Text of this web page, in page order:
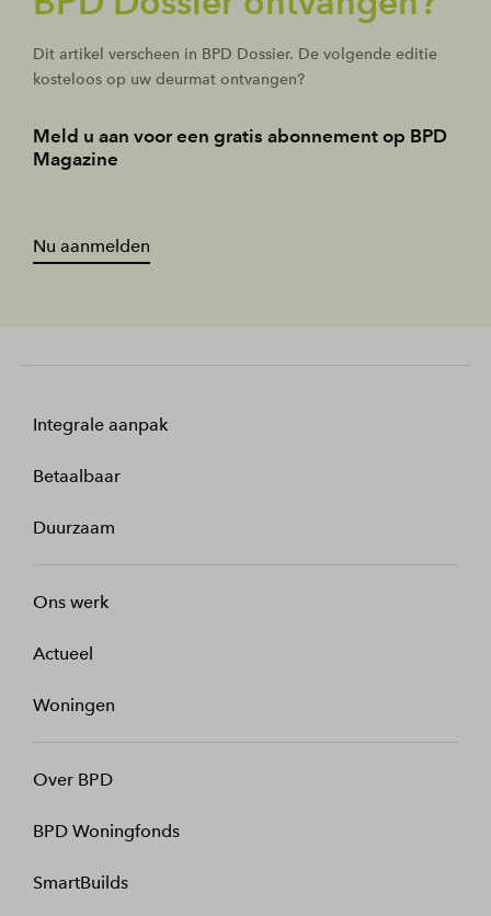
Dit artikel verscheen in BPD Dossier. De volgende editie
kosteloos op uw deurmat ontvangen?
Meld u aan voor een gratis abonnement op BPD
Magazine
Nu aanmelden
Integrale aanpak
Betaalbaar
Duurzaam
Ons werk
Actueel
Woningen
Over BPD
BPD Woningfonds
SmartBuilds